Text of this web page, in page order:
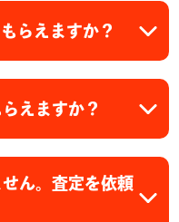
らえますか？
えますか？
ん。査定を依頼